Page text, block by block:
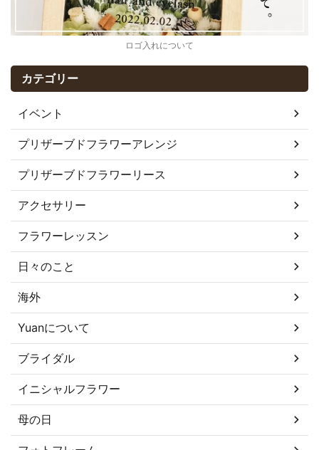
ロゴ入れについて
カテゴリー
イベント
プリザーブドフラワーアレンジ
プリザーブドフラワーリース
アクセサリー
フラワーレッスン
日々のこと
海外
Yuanについて
ブライダル
イニシャルフラワー
母の日